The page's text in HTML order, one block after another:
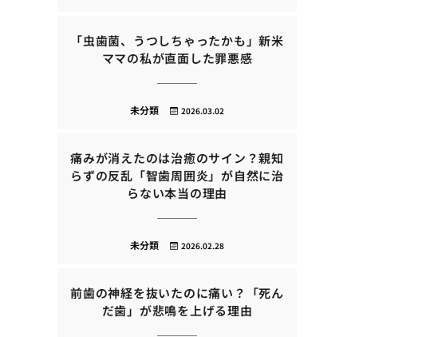
「虫歯菌、うつしちゃったかも」新米
ママの私が直面した罪悪感
2026.03.02
未分類
痛みが消えたのは治癒のサイン？親知
らずの反乱「智歯周囲炎」が自然に治
らない本当の理由
2026.02.28
未分類
前歯の神経を抜いたのに痛い？「死ん
だ歯」が悲鳴を上げる理由